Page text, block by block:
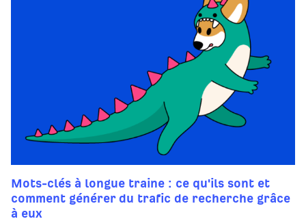
Mots-clés à longue traine : ce qu'ils sont et
comment générer du trafic de recherche grâce
à eux